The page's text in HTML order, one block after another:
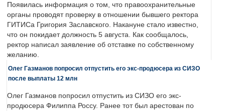
Появилась информация о том, что правоохранительные
органы проводят проверку в отношении бывшего ректора
ГИТИСа Григория Заславского. Накануне стало известно,
что он покидает должность 5 августа. Как сообщалось,
ректор написал заявление об отставке по собственному
желанию.
Олег Газманов попросил отпустить его экс-продюсера из СИЗО
после выплаты 12 млн
Олег Газманов попросил отпустить из СИЗО его экс-
продюсера Филиппа Россу. Ранее тот был арестован по